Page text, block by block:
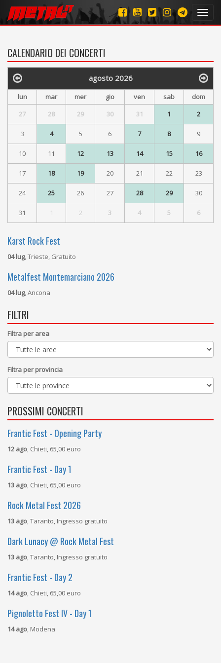
CALENDARIO DEI CONCERTI
agosto 2026
lun mar mer gio ven sab
dom
27
28 29 30 31 1 2
3 4 5 6 7 8 9
10 11 12 13 14 15 16
17 18 19 20 21 22 23
24 25 26 27 28 29 30
31 1 2 3 4 5 6
Karst Rock Fest
04 lug, Trieste, Gratuito
Metalfest Montemarciano 2026
04 lug, Ancona
FILTRI
Filtra per area
Filtra per provincia
PROSSIMI CONCERTI
Frantic Fest - Opening Party
12 ago, Chieti, 65,00 euro
Frantic Fest - Day 1
13 ago, Chieti, 65,00 euro
Rock Metal Fest 2026
13 ago, Taranto, Ingresso gratuito
Dark Lunacy @ Rock Metal Fest
13 ago, Taranto, Ingresso gratuito
Frantic Fest - Day 2
14 ago, Chieti, 65,00 euro
Pignoletto Fest IV - Day 1
14 ago, Modena